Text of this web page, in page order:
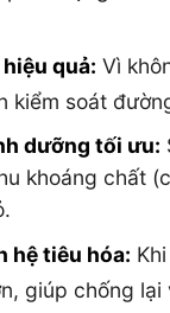
quả: Vì
kiểm soát
dưỡng tối ưu:
khoáng chất
hệ tiêu hóa:
giúp chống